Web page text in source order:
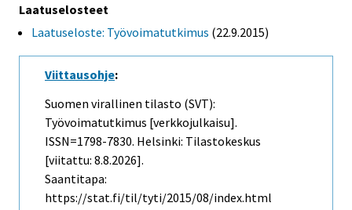
Laatuselosteet
Laatuseloste: Työvoimatutkimus (22.9.2015)
Viittausohje:
Suomen virallinen tilasto (SVT):
Työvoimatutkimus [verkkojulkaisu].
ISSN=1798-7830. Helsinki: Tilastokeskus
[viitattu: 8.8.2026].
Saantitapa:
https://stat.fi/til/tyti/2015/08/index.html